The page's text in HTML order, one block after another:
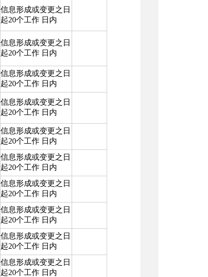
信息形成或变更之日
起20个工作 日内
信息形成或变更之日
起20个工作 日内
信息形成或变更之日
起20个工作 日内
信息形成或变更之日
起20个工作 日内
信息形成或变更之日
起20个工作 日内
信息形成或变更之日
起20个工作 日内
信息形成或变更之日
起20个工作 日内
信息形成或变更之日
起20个工作 日内
信息形成或变更之日
起20个工作 日内
信息形成或变更之日
起20个工作 日内